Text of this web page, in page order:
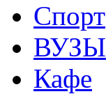
Спорт
ВУЗЫ
Кафе